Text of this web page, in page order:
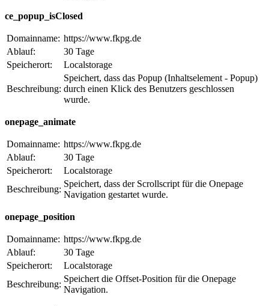
ce_popup_isClosed
Domainname: https://www.fkpg.de
Ablauf:
30 Tage
Speicherort:
Localstorage
Beschreibung:
Speichert, dass das Popup (Inhaltselement - Popup)
durch einen Klick des Benutzers geschlossen
wurde.
onepage_animate
Domainname: https://www.fkpg.de
Ablauf:
30 Tage
Speicherort:
Localstorage
Beschreibung:
Speichert, dass der Scrollscript für die Onepage
Navigation gestartet wurde.
onepage_position
Domainname: https://www.fkpg.de
Ablauf:
30 Tage
Speicherort:
Localstorage
Beschreibung:
Speichert die Offset-Position für die Onepage
Navigation.